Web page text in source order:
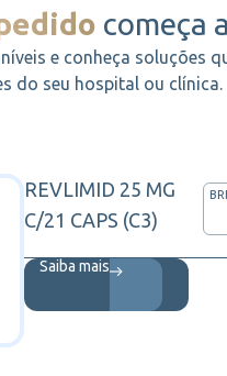
começa
e conheça soluções
do seu hospital ou clínica.
REVLIMID 25 MG
C/21 CAPS (C3)
Saiba mais